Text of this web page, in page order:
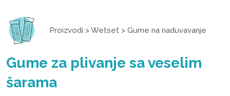
Proizvodi >Wetset > Gume na naduvavanje
Gume za plivanje sa veselim
šarama